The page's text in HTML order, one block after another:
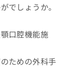
でしょうか。
口腔機能施
ための外科手